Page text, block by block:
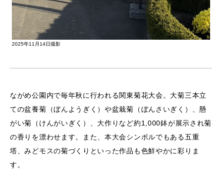
2025年11月14日撮影
ながめ公園内で毎年秋に行われる関東菊花大会。大菊三本立
ての盆養菊（ぼんようぎく）や盆栽菊（ぼんさいぎく）、懸
がい菊（けんがいぎく）、大作りなど約1,000鉢が展示され菊
の香りを漂わせます。また、本大会シンボルでもある五重
塔、みどモスの菊づくりといった作品も色鮮やかに彩りま
す。